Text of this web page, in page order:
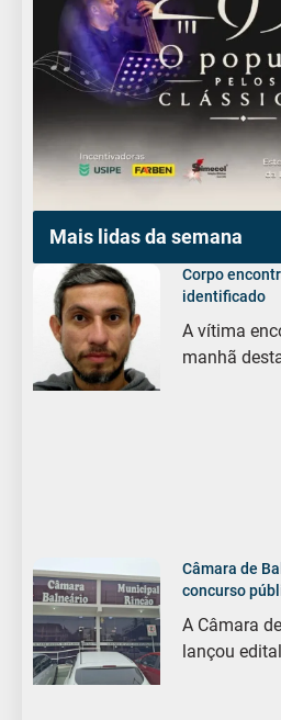
Mais lidas da semana
Corpo
identificado
A vítima
manhã
Câmara de
concurso
A Câmara
lançou